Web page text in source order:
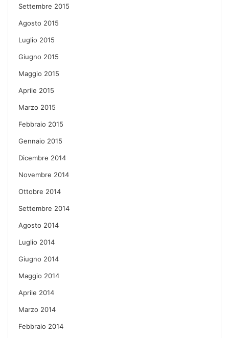
Settembre 2015
Agosto 2015
Luglio 2015
Giugno 2015
Maggio 2015
Aprile 2015
Marzo 2015
Febbraio 2015
Gennaio 2015
Dicembre 2014
Novembre 2014
Ottobre 2014
Settembre 2014
Agosto 2014
Luglio 2014
Giugno 2014
Maggio 2014
Aprile 2014
Marzo 2014
Febbraio 2014